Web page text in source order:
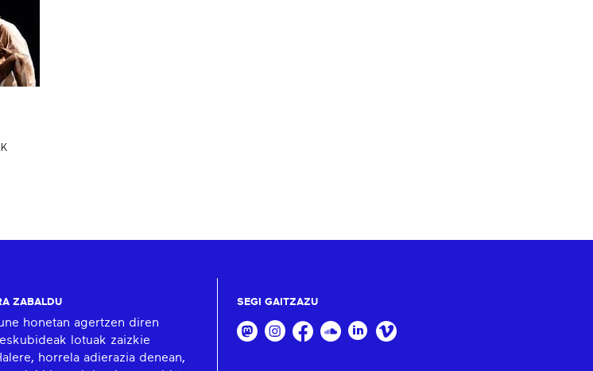
ZABALDU
honetan agertzen diren
lotuak zaizkie
horrela adierazia denean,
SEGI GAITZAZU